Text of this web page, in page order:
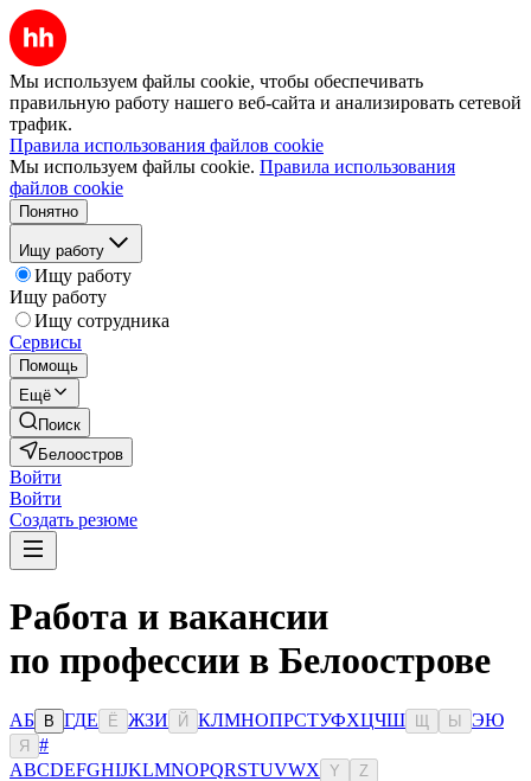
Мы используем файлы cookie, чтобы обеспечивать
правильную работу нашего веб-сайта и анализировать сетевой
трафик.
Правила использования файлов cookie
Мы используем файлы cookie. Правила использования
файлов cookie
Понятно
Ищу работу
Ищу работу
Ищу работу
Ищу сотрудника
Сервисы
Помощь
Ещё
Поиск
Белоостров
Войти
Войти
Создать резюме
Работа и вакансии
по профессии в Белоострове
АБ В ГДЕ Ё ЖЗИ Й КЛМНОПРСТУФХЦЧШ Ы ЭЮ
Я
#
ABCDEFGHIJKLMNOPQRSTUVWX Y Z